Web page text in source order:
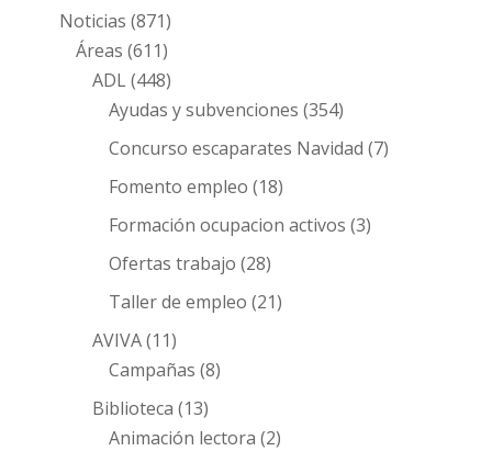
Noticias (871)
Áreas (611)
ADL(448)
Ayudas y subvenciones (354)
Concurso escaparates Navidad (7)
Fomento empleo (18)
Formación ocupacion activos (3)
Ofertas trabajo (28)
Taller de empleo (21)
AVIVA(11)
Campañas (8)
Biblioteca (13)
Animación lectora (2)